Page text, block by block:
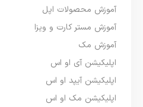
آموزش محصولات اپل
آموزش مستر کارت و ویزا
آموزش مک
اپلیکیشن آی او اس
اپلیکیشن آیپد او اس
اپلیکیشن مک او اس